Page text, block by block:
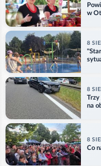
w
8
8
Trzy
na
8
Co